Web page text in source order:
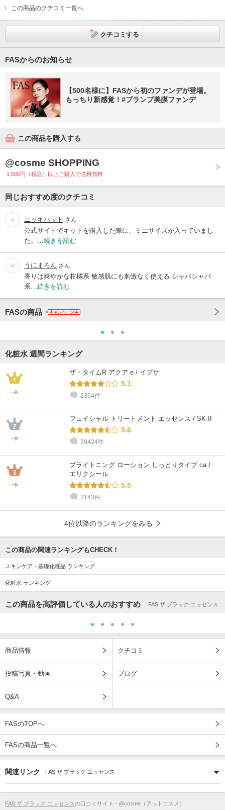
この商品のクチコミ一覧へ
クチコミする
FASからのお知らせ
【500名様に】FASから初のファンデが登場。
もっちり新感覚！#プランプ美膜ファンデ
この商品を購入する
@cosme SHOPPING
1,500円（税込）以上ご購入で送料無料
同じおすすめ度のクチコミ
ニッキハット さん
公式サイトでキットを購入した際に、ミニサイズが入っていまし
た。… 続きを読む
うにまろん さん
香りは爽やかな柑橘系 敏感肌にも刺激なく使える シャバシャバ
系… 続きを読む
FASの商品
化粧水 週間ランキング
ザ・タイムR アクア e / イプサ
5.1
2364件
フェイシャル トリートメント エッセンス / SK-II
5.6
39424件
ブライトニング ローション しっとりタイプ ca /
エリクシール
5.5
2143件
4位以降のランキングをみる
この商品の関連ランキングもCHECK！
スキンケア・基礎化粧品 ランキング
化粧水 ランキング
この商品を高評価している人のおすすめ FAS ザ ブラック エッセンス
商品情報 クチコミ
投稿写真・動画 ブログ
Q&A
FASのTOPへ
FASの商品一覧へ
関連リンク FAS ザ ブラック エッセンス
FAS ザ ブラック エッセンスの口コミサイト - @cosme（アットコスメ）